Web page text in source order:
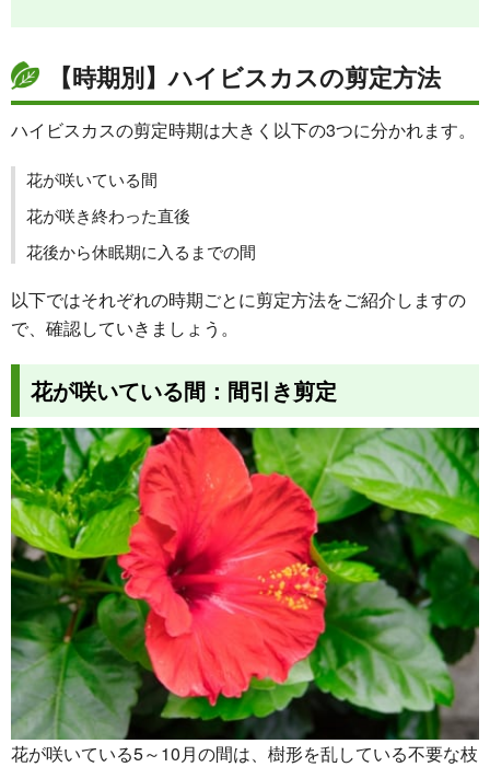
【時期別】ハイビスカスの剪定方法
ハイビスカスの剪定時期は大きく以下の3つに分かれます。
花が咲いている間
花が咲き終わった直後
花後から休眠期に入るまでの間
以下ではそれぞれの時期ごとに剪定方法をご紹介しますの
で、確認していきましょう。
花が咲いている間：間引き剪定
花が咲いている5～10月の間は、樹形を乱している不要な枝